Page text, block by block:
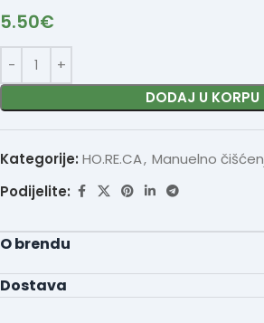
5.50€
DODAJ U KORPU
Kategorije: HO.RE.CA, Manuelno
Podijelite:
O brendu
Dostava